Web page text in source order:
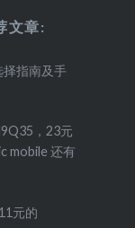
文章:
择指南及手
，23元
mobile 还有
元的